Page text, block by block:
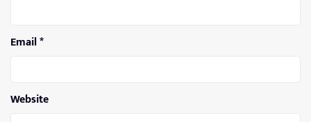
Email*
Website